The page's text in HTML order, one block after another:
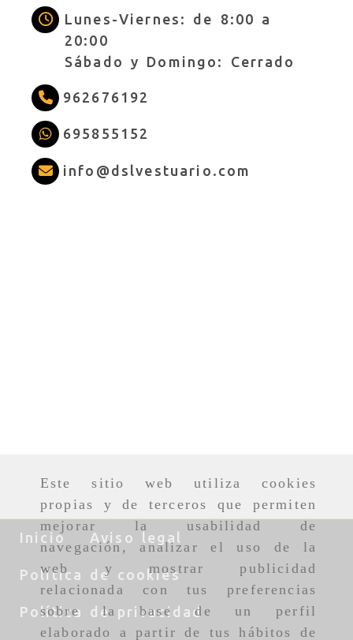
Este sitio web utiliza cookies
propias y de terceros que permiten
mejorar la usabilidad de
navegación, analizar el uso de la
web y mostrar publicidad
relacionada con tus preferencias
sobre la base de un perfil
elaborado a partir de tus hábitos de
Lunes-Viernes: de 8:00 a
20:00
Sábado y Domingo: Cerrado
962676192
695855152
info dslvestuario.com
Inicio Aviso legal
Política de cookies
Política de privacidad